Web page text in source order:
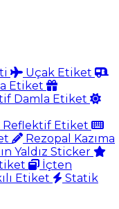
Uçak Etiket
Etiket
Damla Etiket
Reflektif Etiket
Rezopal Kazıma
Yaldız Sticker
İçten
Etiket
Statik